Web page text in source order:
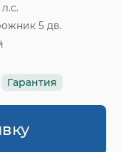
5 дв.
Гарантия